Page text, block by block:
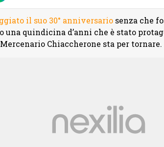
il suo 30° anniversariosenza che
una quindicina d’anni che è stato
Chiaccherone sta per tornare.